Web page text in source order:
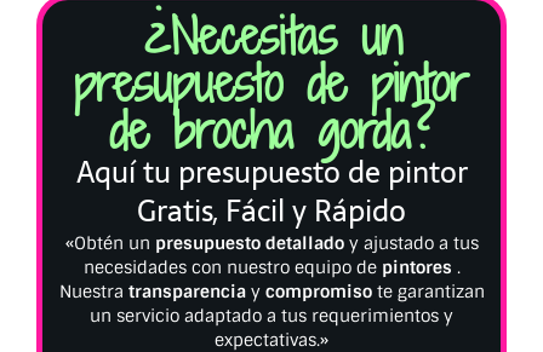
¿Necesitas un
presupuesto de pintor
de brocha gorda?
Aquí tu presupuesto de pintor
Gratis, Fácil y Rápido
«Obtén un presupuesto detalladoy ajustado a tus
necesidades con nuestro equipo de pintores .
Nuestra transparenciay compromisote garantizan
un servicio adaptado a tus requerimientos y
expectativas.»